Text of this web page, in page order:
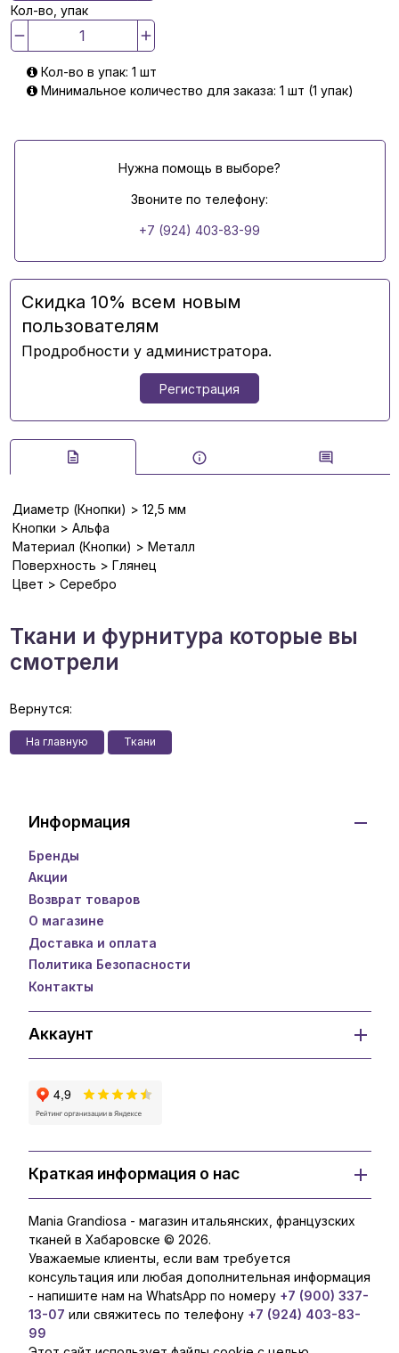
Кол-во, упак
Кол-во в упак: 1 шт
Минимальное количество для заказа: 1 шт (1 упак)
Нужна помощь в выборе?
Звоните по телефону:
+7 (924) 403-83-99
Скидка 10% всем новым
пользователям
Продробности у администратора.
Регистрация
Диаметр (Кнопки) > 12,5 мм
Кнопки > Альфа
Материал (Кнопки) > Металл
Поверхность > Глянец
Цвет > Серебро
Ткани и фурнитура которые вы
смотрели
Вернутся:
На главную Ткани
Информация
Бренды
Акции
Возврат товаров
О магазине
Доставка и оплата
Политика Безопасности
Контакты
Аккаунт
Краткая информация о нас
Mania Grandiosa - магазин итальянских, французских
тканей в Хабаровске © 2026.
Уважаемые клиенты, если вам требуется
консультация или любая дополнительная информация
- напишите нам на WhatsApp по номеру +7 (900) 337-
13-07 или свяжитесь по телефону +7 (924) 403-83-
99